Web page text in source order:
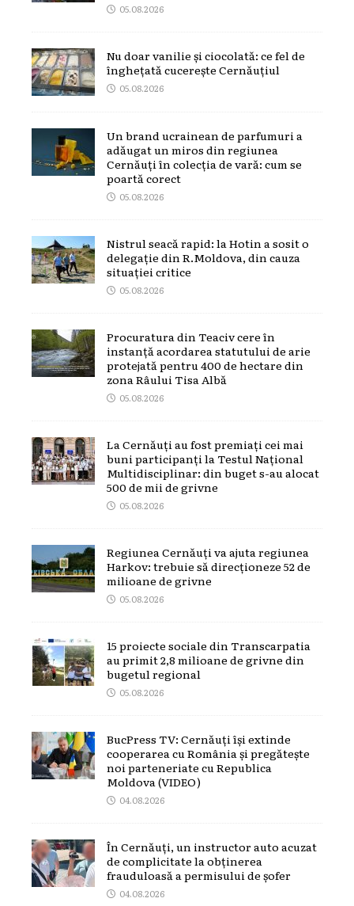
05.08.2026
Nu doar vanilie și ciocolată: ce fel de
înghețată cucerește Cernăuțiul
05.08.2026
Un brand ucrainean de parfumuri a
adăugat un miros din regiunea
Cernăuți în colecția de vară: cum se
poartă corect
05.08.2026
Nistrul seacă rapid: la Hotin a sosit o
delegație din R.Moldova, din cauza
situației critice
05.08.2026
Procuratura din Teaciv cere în
instanță acordarea statutului de arie
protejată pentru 400 de hectare din
zona Râului Tisa Albă
05.08.2026
La Cernăuți au fost premiați cei mai
buni participanți la Testul Național
Multidisciplinar: din buget s-au alocat
500 de mii de grivne
05.08.2026
Regiunea Cernăuți va ajuta regiunea
Harkov: trebuie să direcționeze 52 de
milioane de grivne
05.08.2026
15 proiecte sociale din Transcarpatia
au primit 2,8 milioane de grivne din
bugetul regional
05.08.2026
BucPress TV: Cernăuți își extinde
cooperarea cu România și pregătește
noi parteneriate cu Republica
Moldova (VIDEO)
04.08.2026
În Cernăuți, un instructor auto acuzat
de complicitate la obținerea
frauduloasă a permisului de șofer
04.08.2026